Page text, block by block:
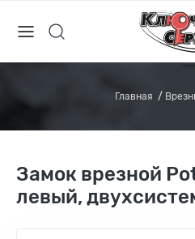
Главная
Замок врезной
левый,